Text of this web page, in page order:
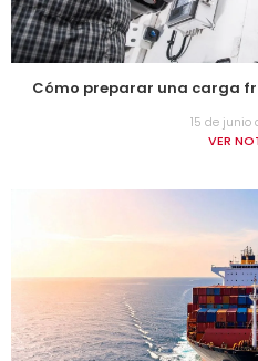
Cómo preparar una carga
15 de junio
VER